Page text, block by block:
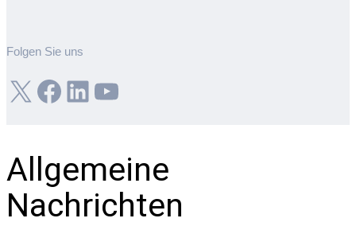
Folgen Sie uns
X Facebook LinkedIn YouTube
Allgemeine
Nachrichten